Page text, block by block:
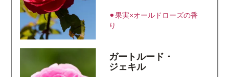
⚫︎果実×オールドローズの香
り
ガートルード・
ジェキル